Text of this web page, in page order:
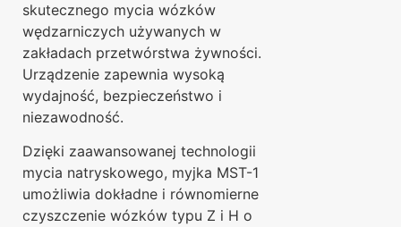
skutecznego mycia wózków
wędzarniczych używanych w
zakładach przetwórstwa żywności.
Urządzenie zapewnia wysoką
wydajność, bezpieczeństwo i
niezawodność.
Dzięki zaawansowanej technologii
mycia natryskowego, myjka MST-1
umożliwia dokładne i równomierne
czyszczenie wózków typu Z i H o